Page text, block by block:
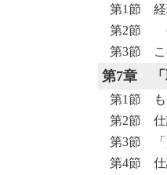
第1節 経
第2節 手
第3節 こ
第7章
第1節 も
第2節 仕
第3節 「
第4節 仕